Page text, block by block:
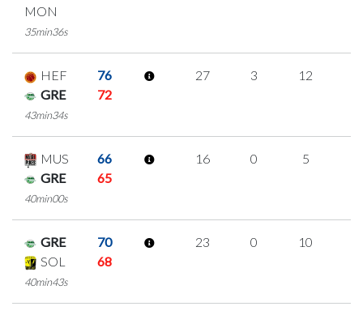
MON
35min36s
HEF
76
GRE
72
43min34s
27 3 12
MUS
66
GRE
65
40min00s
16 0 5
GRE
70
SOL
68
40min43s
23 0 10